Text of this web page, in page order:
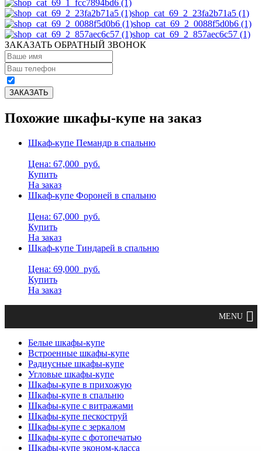
shop_cat_69_2_23fa2b71a5 (1)
shop_cat_69_2_0088f5d0b6 (1)
shop_cat_69_2_857aec6c57 (1)
ЗАКАЗАТЬ ОБРАТНЫЙ ЗВОНОК
Похожие шкафы-купе на заказ
Шкаф-купе Пемандр в спальню
Цена: 67,000 руб.
Купить
На заказ
Шкаф-купе Фороней в спальню
Цена: 67,000 руб.
Купить
На заказ
Шкаф-купе Тиндарей в спальню
Цена: 69,000 руб.
Купить
На заказ
Белые шкафы-купе
Встроенные шкафы-купе
Радиусные шкафы-купе
Угловые шкафы-купе
Шкафы-купе в прихожую
Шкафы-купе в спальню
Шкафы-купе с витражами
Шкафы-купе пескоструй
Шкафы-купе с зеркалом
Шкафы-купе с фотопечатью
Шкафы-купе эконом-класса